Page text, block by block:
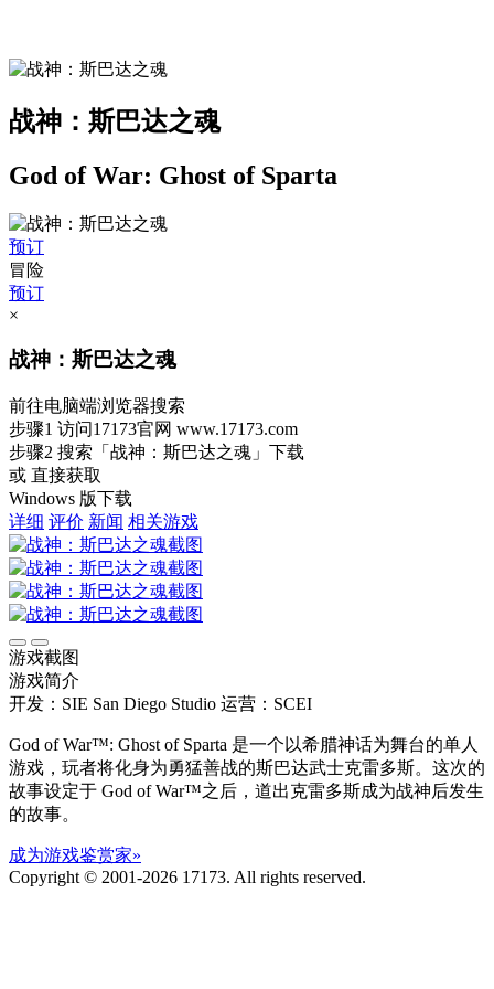
战神：斯巴达之魂
God of War: Ghost of Sparta
预订
冒险
预订
×
战神：斯巴达之魂
前往电脑端浏览器搜索
步骤1 访问17173官网 www.17173.com
步骤2 搜索 「战神：斯巴达之魂」 下载
或 直接获取
Windows 版下载
详细 评价 新闻 相关游戏
游戏截图
游戏简介
开发：SIE San Diego Studio 运营：SCEI
God of War™: Ghost of Sparta 是一个以希腊神话为舞台的单人
游戏，玩者将化身为勇猛善战的斯巴达武士克雷多斯。这次的
故事设定于 God of War™之后，道出克雷多斯成为战神后发生
的故事。
成为游戏鉴赏家»
Copyright © 2001-2026 17173. All rights reserved.